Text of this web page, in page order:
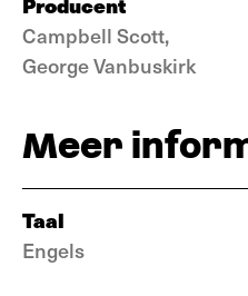
Campbell Scott,
George Vanbuskirk
Meer
Taal
Engels